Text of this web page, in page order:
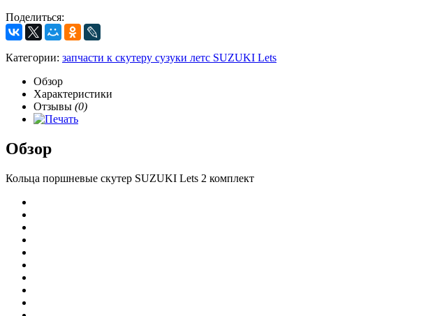
Поделиться:
Категории: запчасти к скутеру сузуки летс SUZUKI Lets
Обзор
Характеристики
Отзывы (0)
Обзор
Кольца поршневые скутер SUZUKI Lets 2 комплект